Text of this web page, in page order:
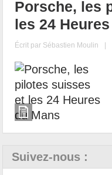
Porsche, les
les 24
Écrit par Sébastien Moulin |
Suivez-nous :